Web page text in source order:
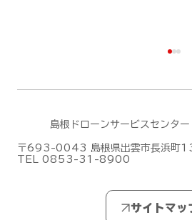
島根ドローンサービスセンター
〒693-0043 島根県出雲市長浜町
TEL 0853-31-8900